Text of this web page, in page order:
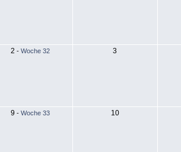
2 - Woche 32 3
9 - Woche 33 10